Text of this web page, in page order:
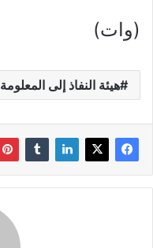
(وات)
هيئة النفاذ إلى المعلومة